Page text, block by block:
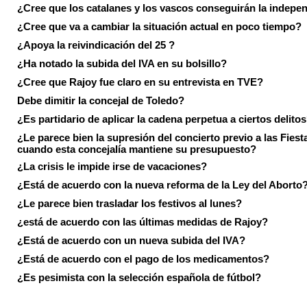
¿Cree que los catalanes y los vascos conseguirán la
¿Cree que va a cambiar la situación actual en poco tiempo?
¿Apoya la reivindicación del 25 ?
¿Ha notado la subida del IVA en su bolsillo?
¿Cree que Rajoy fue claro en su entrevista en TVE?
Debe dimitir la concejal de Toledo?
¿Es partidario de aplicar la cadena perpetua a ciertos
¿Le parece bien la supresión del concierto previo a las
cuando esta concejalía mantiene su presupuesto?
¿La crisis le impide irse de vacaciones?
¿Está de acuerdo con la nueva reforma de la Ley del
¿Le parece bien trasladar los festivos al lunes?
¿está de acuerdo con las últimas medidas de Rajoy?
¿Está de acuerdo con un nueva subida del IVA?
¿Está de acuerdo con el pago de los medicamentos?
¿Es pesimista con la selección española de fútbol?